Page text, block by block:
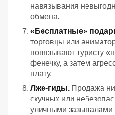
навязывания
обмена.
«Бесплатные»
торговцы или
повязывают туристу
фенечку, а затем
плату.
Лже-гиды. Продажа
скучных или
уличными зазывалами